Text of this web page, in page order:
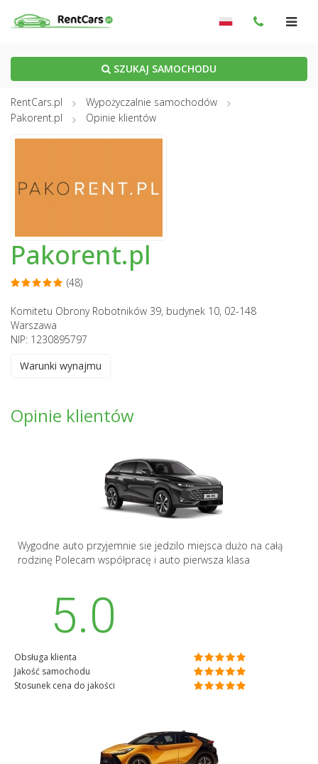
SZUKAJ SAMOCHODU
RentCars.pl
Wypożyczalnie samochodów
Pakorent.pl
Opinie klientów
Pakorent.pl
(48)
Komitetu Obrony Robotników 39, budynek 10, 02-148
Warszawa
NIP: 1230895797
Warunki wynajmu
Opinie klientów
Wygodne auto przyjemnie sie jedzilo miejsca dużo na całą
rodzinę Polecam współpracę i auto pierwsza klasa
5.0
Obsługa klienta
Jakość samochodu
Stosunek cena do jakości